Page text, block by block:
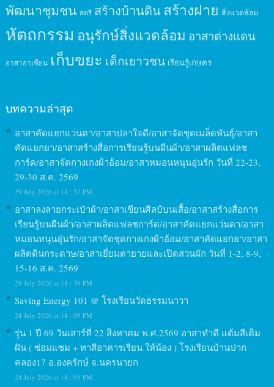
พัฒนาชุมชน สตรี สร้างบ้านดินสร้างฝาย สิ่งแวดล้อม
หัตถกรรม อนุรักษ์สิ่งแวดล้อม อาสาต่างแดน
อาสาอาเซียน เก็บขยะ เด็กเยาวชน เรียนรู้เกษตร
บทความล่าสุด
อาสาคัดแยกแว่นตา/อาสาปลาใจดี/อาสาจัดชุดเมล็ดพันธุ์/อาสา
คัดแยกยา/อาสาสร้างสื่อการเรียนรู้บนผืนผ้า/อาสาผลิตแฟลช
การ์ด/อาสาจัดกางเกงผ้าอ้อม/อาสาหมอนหนุนอุ่นรัก วันที่ 22-23,
29-30 ส.ค. 2569
29 July 2026 at 14 : 37 PM
อาสาลงลายกระเป๋าผ้า/อาสาเขียนศิลป์บนเสื้อ/อาสาสร้างสื่อการ
เรียนรู้บนผืนผ้า/อาสาผลิตแฟลชการ์ด/อาสาคัดแยกแว่นตา/อาสา
หมอนหนุนอุ่นรัก/อาสาจัดชุดกางเกงผ้าอ้อม/อาสาคัดแยกยา/อาสา
ผลิตดินกระดาษ/อาสาเยี่ยมตายายและเปิดสวนผัก วันที่ 1-2, 8-9,
15-16 ส.ค. 2569
29 July 2026 at 14 : 39 PM
Saving Energy 101 @ โรงเรียนวัดธรรมนาวา
24 July 2026 at 14 : 09 PM
รุ่น 1 ปี 69 วันเสาร์ที่ 22 สิงหาคม พ.ศ.2569 อาสาทำดี แต้มสีเติม
ฝัน ( ซ่อมแซม + ทาสีอาคารเรียน ให้น้อง ) โรงเรียนบ้านปาก
คลอง17 อ.องครักษ์ จ.นครนายก
24 July 2026 at 14 : 05 PM